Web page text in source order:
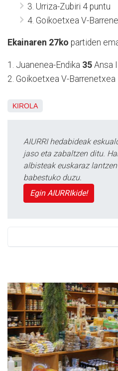
3. Urriza-Zubiri 4 puntu
4. Goikoetxea V-
Ekainaren 27ko partiden
1. Juanenea-Endika 35 Ansa
2. Goikoetxea V-Barrenetxea
KIROLA
AIURRI hedabideak
jaso eta zabaltzen ditu.
albisteak euskaraz
babestuko duzu.
Egin AIURRIkide!